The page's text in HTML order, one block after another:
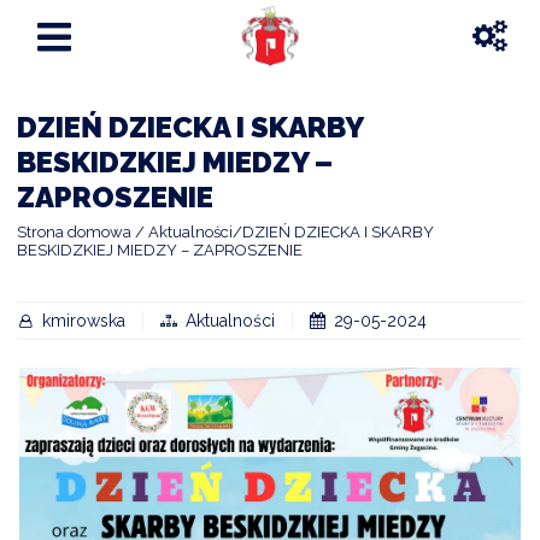
DZIEŃ DZIECKA I SKARBY
BESKIDZKIEJ MIEDZY –
ZAPROSZENIE
Strona domowa Aktualności
DZIEŃ DZIECKA I SKARBY
BESKIDZKIEJ MIEDZY – ZAPROSZENIE
kmirowska Aktualności 29-05-2024